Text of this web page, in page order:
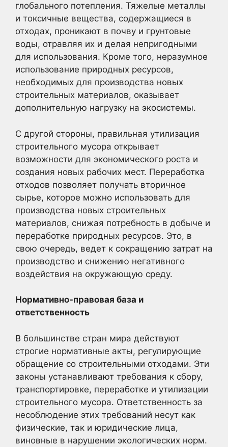
глобального потепления. Тяжелые металлы
и токсичные вещества, содержащиеся в
отходах, проникают в почву и грунтовые
воды, отравляя их и делая непригодными
для использования. Кроме того, неразумное
использование природных ресурсов,
необходимых для производства новых
строительных материалов, оказывает
дополнительную нагрузку на экосистемы.
С другой стороны, правильная утилизация
строительного мусора открывает
возможности для экономического роста и
создания новых рабочих мест. Переработка
отходов позволяет получать вторичное
сырье, которое можно использовать для
производства новых строительных
материалов, снижая потребность в добыче и
переработке природных ресурсов. Это, в
свою очередь, ведет к сокращению затрат на
производство и снижению негативного
воздействия на окружающую среду.
Нормативно-правовая база и
ответственность
В большинстве стран мира действуют
строгие нормативные акты, регулирующие
обращение со строительными отходами. Эти
законы устанавливают требования к сбору,
транспортировке, переработке и утилизации
строительного мусора. Ответственность за
несоблюдение этих требований несут как
физические, так и юридические лица,
виновные в нарушении экологических норм.